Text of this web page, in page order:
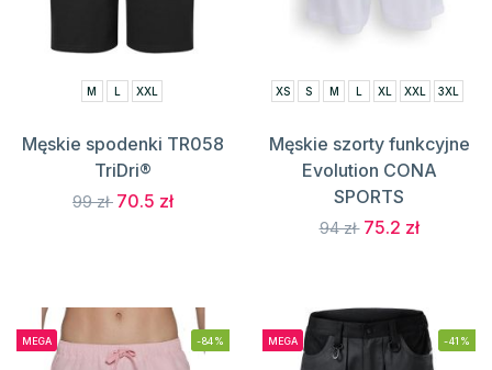
M L XXL
Męskie spodenki TR058
TriDri®
99 zł 70.5 zł
XS S M L XL XXL 3XL
Męskie szorty funkcyjne
Evolution CONA
SPORTS
94 zł 75.2 zł
MEGA -84% MEGA -41%